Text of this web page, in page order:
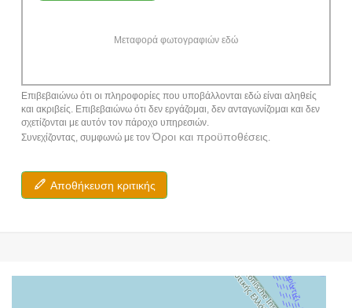
Μεταφορά φωτογραφιών εδώ
Επιβεβαιώνω ότι οι πληροφορίες που υποβάλλονται εδώ είναι αληθείς
και ακριβείς. Επιβεβαιώνω ότι δεν εργάζομαι, δεν ανταγωνίζομαι και δεν
σχετίζονται με αυτόν τον πάροχο υπηρεσιών.
Συνεχίζοντας, συμφωνώ με τονΌροι και προϋποθέσεις.
Αποθήκευση κριτικής